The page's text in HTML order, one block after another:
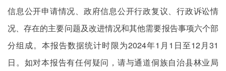
信息公开申请情况、政府信息公开行政复议、行政诉讼情
况、存在的主要问题及改进情况和其他需要报告事项六个部
分组成。本报告数据统计时限为2024年1月1日至12月31
日。如对本报告有任何疑问，请与通道侗族自治县林业局